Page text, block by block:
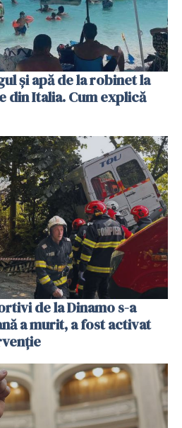
și apă de la robinet la
din Italia. Cum explică
de la Dinamo s-a
a murit, a fost activat